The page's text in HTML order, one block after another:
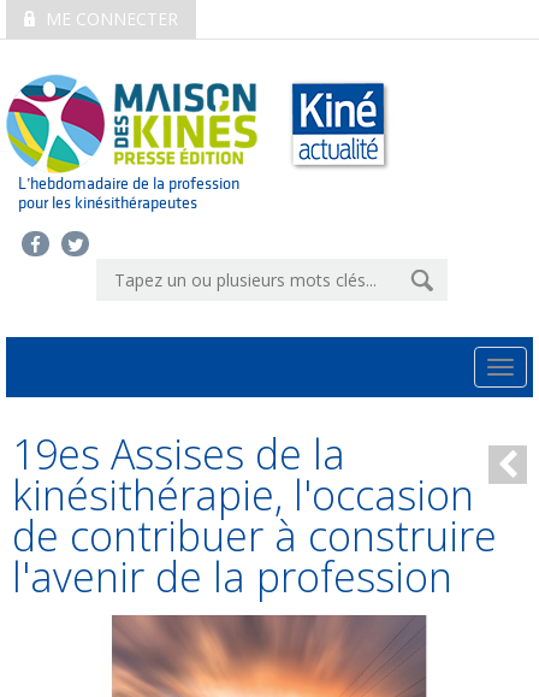
ME CONNECTER
L’hebdomadaire de la profession
pour les kinésithérapeutes
19es Assises de la
kinésithérapie, l'occasion
de contribuer à construire
l'avenir de la profession